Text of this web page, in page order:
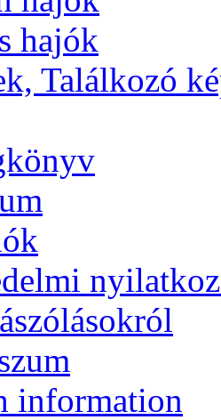
hajók
Találkozó
information